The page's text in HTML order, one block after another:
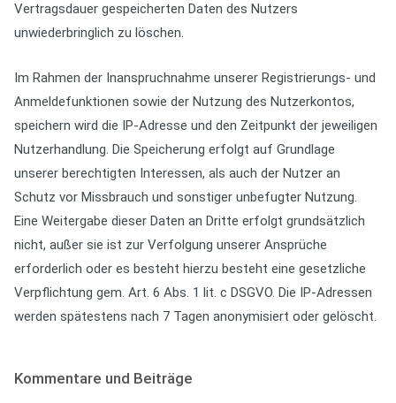
Vertragsdauer gespeicherten Daten des Nutzers
unwiederbringlich zu löschen.
Im Rahmen der Inanspruchnahme unserer Registrierungs- und
Anmeldefunktionen sowie der Nutzung des Nutzerkontos,
speichern wird die IP-Adresse und den Zeitpunkt der jeweiligen
Nutzerhandlung. Die Speicherung erfolgt auf Grundlage
unserer berechtigten Interessen, als auch der Nutzer an
Schutz vor Missbrauch und sonstiger unbefugter Nutzung.
Eine Weitergabe dieser Daten an Dritte erfolgt grundsätzlich
nicht, außer sie ist zur Verfolgung unserer Ansprüche
erforderlich oder es besteht hierzu besteht eine gesetzliche
Verpflichtung gem. Art. 6 Abs. 1 lit. c DSGVO. Die IP-Adressen
werden spätestens nach 7 Tagen anonymisiert oder gelöscht.
Kommentare und Beiträge